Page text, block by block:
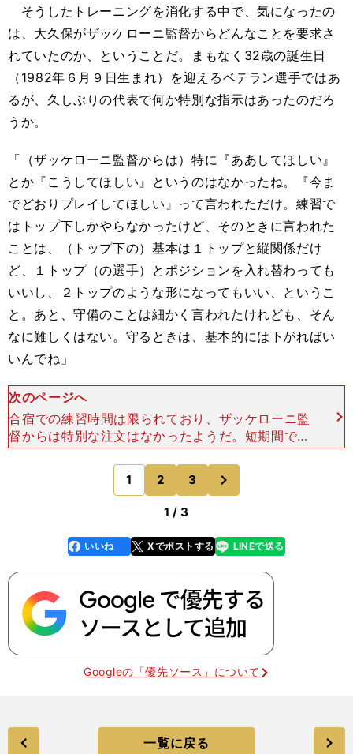
そうしたトレーニングを消化する中で、気になったの
は、大久保がザッケローニ監督からどんなことを要求さ
れていたのか、ということだ。まもなく32歳の誕生日
（1982年６月９日生まれ）を迎えるベテラン選手ではあ
るが、久しぶりの代表で何か特別な指示はあったのだろ
うか。
「（ザッケローニ監督からは）特に『ああしてほしい』
とか『こうしてほしい』というのはなかったね。『今ま
でどおりプレイしてほしい』って言われただけ。練習で
はトップ下しかやらなかったけど、そのときに言われた
ことは、（トップ下の）基本は１トップと縦関係だけ
ど、１トップ（の選手）とポジションを入れ替わっても
いいし、２トップのような形になってもいい、というこ
と。あと、守備のことは細かく言われたけれども、そん
なに難しくはない。守るときは、基本的には下がればい
いんでね」
次のページへ
合宿での練習時間は限られており、ザッケローニ監
督からは特別な注文はなかったようだ。短期間で多
くのことを頭に詰め込む必要がなかった分、大久保
はホッとしていた。「まあ、チームに入ったら、や
るべきことは
1 2 3
1 / 3
faceboo
k
いいね Xでポストする
line LINEで送る
Googleの「優先ソース」について
一覧に戻る